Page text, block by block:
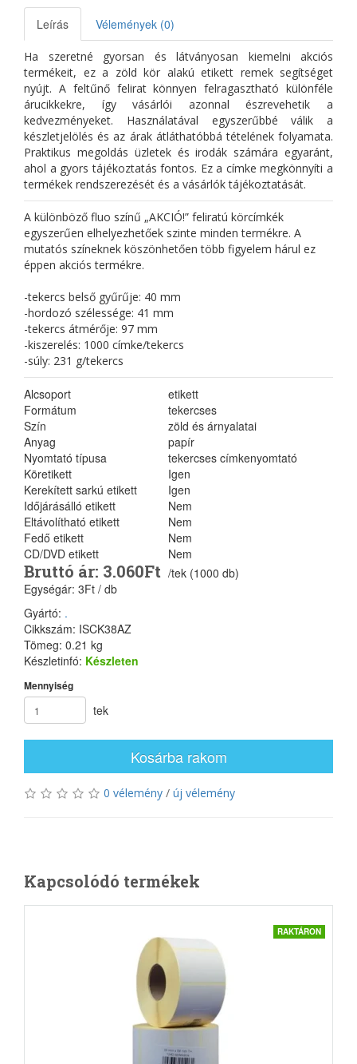
Leírás Vélemények (0)
Ha szeretné gyorsan és látványosan kiemelni akciós
termékeit, ez a zöld kör alakú etikett remek segítséget
nyújt. A feltűnő felirat könnyen felragasztható különféle
árucikkekre, így vásárlói azonnal észrevehetik a
kedvezményeket. Használatával egyszerűbbé válik a
készletjelölés és az árak átláthatóbbá tételének folyamata.
Praktikus megoldás üzletek és irodák számára egyaránt,
ahol a gyors tájékoztatás fontos. Ez a címke megkönnyíti a
termékek rendszerezését és a vásárlók tájékoztatását.
A különböző fluo színű „AKCIÓ!” feliratú körcímkék
egyszerűen elhelyezhetőek szinte minden termékre. A
mutatós színeknek köszönhetően több figyelem hárul ez
éppen akciós termékre.
-tekercs belső gyűrűje: 40 mm
-hordozó szélessége: 41 mm
-tekercs átmérője: 97 mm
-kiszerelés: 1000 címke/tekercs
-súly: 231 g/tekercs
Alcsoport
etikett
Formátum
tekercses
Szín
zöld és árnyalatai
Anyag
papír
Nyomtató típusa
tekercses címkenyomtató
Köretikett
Igen
Kerekített sarkú etikett
Igen
Időjárásálló etikett
Nem
Eltávolítható etikett
Nem
Fedő etikett
Nem
CD/DVD etikett
Nem
Bruttó ár: 3.060Ft /tek (1000 db)
Egységár: 3Ft / db
Gyártó: .
Cikkszám: ISCK38AZ
Tömeg: 0.21 kg
Készletinfó: Készleten
Mennyiség
tek
Kosárba rakom
0 vélemény / új vélemény
Kapcsolódó termékek
RAKTÁRON